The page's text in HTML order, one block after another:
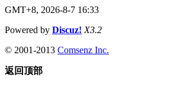
GMT+8, 2026-8-7 16:33
Powered by Discuz! X3.2
© 2001-2013 Comsenz Inc.
返回顶部